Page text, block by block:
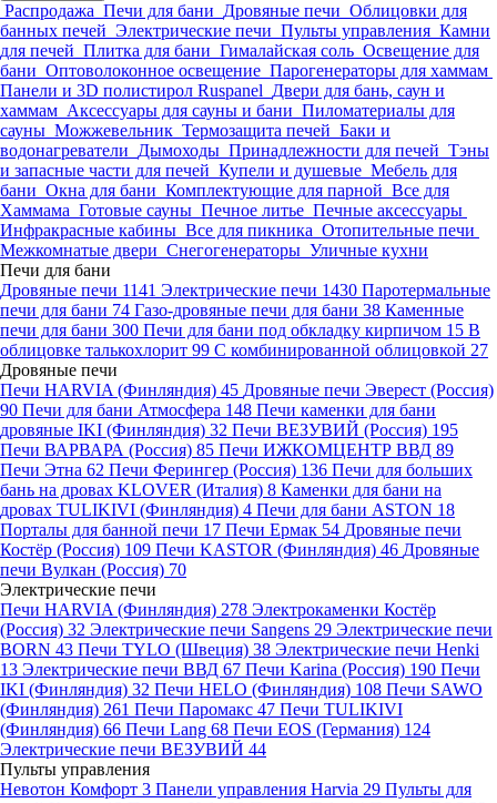
Распродажа Печи для бани Дровяные печи Облицовки для
банных печей Электрические печи Пульты управления Камни
для печей Плитка для бани Гималайская соль Освещение для
бани Оптоволоконное освещение Парогенераторы для хаммам
Панели и 3D полистирол Ruspanel Двери для бань, саун и
хаммам Аксессуары для сауны и бани Пиломатериалы для
сауны Можжевельник Термозащита печей Баки и
водонагреватели Дымоходы Принадлежности для печей Тэны
и запасные части для печей Купели и душевые Мебель для
бани Окна для бани Комплектующие для парной Все для
Хаммама Готовые сауны Печное литье Печные аксессуары
Инфракрасные кабины Все для пикника Отопительные печи
Межкомнатые двери Снегогенераторы Уличные кухни
Печи для бани
Дровяные печи 1141 Электрические печи 1430 Паротермальные
печи для бани 74 Газо-дровяные печи для бани 38 Каменные
печи для бани 300 Печи для бани под обкладку кирпичом 15 В
облицовке талькохлорит 99 С комбинированной облицовкой 27
Дровяные печи
Печи HARVIA (Финляндия) 45 Дровяные печи Эверест (Россия)
90 Печи для бани Атмосфера 148 Печи каменки для бани
дровяные IKI (Финляндия) 32 Печи ВЕЗУВИЙ (Россия) 195
Печи ВАРВАРА (Россия) 85 Печи ИЖКОМЦЕНТР ВВД 89
Печи Этна 62 Печи Ферингер (Россия) 136 Печи для больших
бань на дровах KLOVER (Италия) 8 Каменки для бани на
дровах TULIKIVI (Финляндия) 4 Печи для бани ASTON 18
Порталы для банной печи 17 Печи Ермак 54 Дровяные печи
Костёр (Россия) 109 Печи KASTOR (Финляндия) 46 Дровяные
печи Вулкан (Россия) 70
Электрические печи
Печи HARVIA (Финляндия) 278 Электрокаменки Костёр
(Россия) 32 Электрические печи Sangens 29 Электрические печи
BORN 43 Печи TYLO (Швеция) 38 Электрические печи Henki
13 Электрические печи ВВД 67 Печи Karina (Россия) 190 Печи
IKI (Финляндия) 32 Печи HELO (Финляндия) 108 Печи SAWO
(Финляндия) 261 Печи Паромакс 47 Печи TULIKIVI
(Финляндия) 66 Печи Lang 68 Печи EOS (Германия) 124
Электрические печи ВЕЗУВИЙ 44
Пульты управления
Невотон Комфорт 3 Панели управления Harvia 29 Пульты для